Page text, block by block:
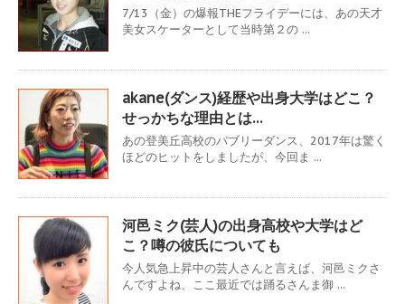
7/13（金）の爆報THEフライデーには、あの天才
美女スケーターとして当時第２の ...
akane(ダンス)経歴や出身大学はどこ？
せっかちな理由とは…
あの登美丘高校のバブリーダンス、2017年は驚く
ほどのヒットをしましたが、今回ま ...
河邑ミク(芸人)の出身高校や大学はど
こ？噂の彼氏についても
今人気急上昇中の芸人さんと言えば、河邑ミクさ
んですよね、ここ最近では踊るさんま御 ...